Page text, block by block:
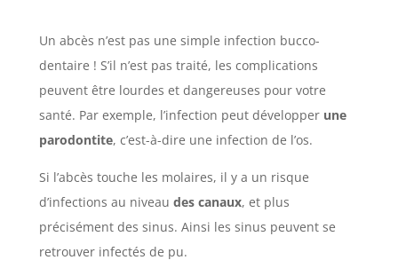
Un abcès n’est pas une simple infection bucco-
dentaire ! S’il n’est pas traité, les complications
peuvent être lourdes et dangereuses pour votre
santé. Par exemple, l’infection peut développer une
parodontite, c’est-à-dire une infection de l’os.
Si l’abcès touche les molaires, il y a un risque
d’infections au niveau des canaux, et plus
précisément des sinus. Ainsi les sinus peuvent se
retrouver infectés de pu.